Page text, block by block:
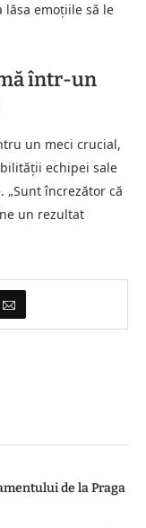
lăsa emoțiile să le
într-un
un meci crucial,
echipei sale
„Sunt încrezător că
un rezultat
de la Praga